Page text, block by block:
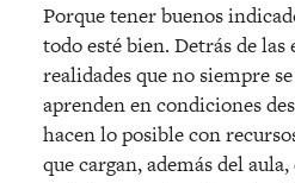
Porque tener buenos
todo estébien. Detrás de las
realidades que no siempre
aprenden en condiciones
hacen lo posible con
que cargan, además del